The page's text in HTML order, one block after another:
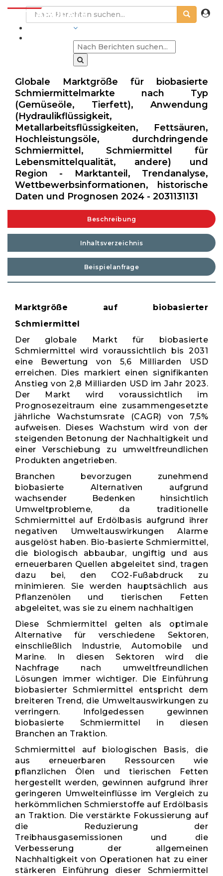
Globale Marktgröße für biobasierte
Schmiermittelmarkte nach Typ
(Gemüseöle, Tierfett), Anwendung
(Hydraulikflüssigkeit,
Metallarbeitsflüssigkeiten, Fettsäuren,
Hochleistungsöle, durchdringende
Schmiermittel, Schmiermittel für
Lebensmittelqualität, andere) und
Region - Marktanteil, Trendanalyse,
Wettbewerbsinformationen, historische
Daten und Prognosen 2024 - 2031131131
Beschreibung
Inhaltsverzeichnis
Beispielanfrage
Marktgröße auf biobasierter
Schmiermittel
Der globale Markt für biobasierte
Schmiermittel wird voraussichtlich bis 2031
eine Bewertung von 5,6 Milliarden USD
erreichen. Dies markiert einen signifikanten
Anstieg von 2,8 Milliarden USD im Jahr 2023.
Der Markt wird voraussichtlich im
Prognosezeitraum eine zusammengesetzte
jährliche Wachstumsrate (CAGR) von 7,5%
aufweisen. Dieses Wachstum wird von der
steigenden Betonung der Nachhaltigkeit und
einer Verschiebung zu umweltfreundlichen
Produkten angetrieben.
Branchen bevorzugen zunehmend
biobasierte Alternativen aufgrund
wachsender Bedenken hinsichtlich
Umweltprobleme, da traditionelle
Schmiermittel auf Erdölbasis aufgrund ihrer
negativen Umweltauswirkungen Alarme
ausgelöst haben. Bio-basierte Schmiermittel,
die biologisch abbaubar, ungiftig und aus
erneuerbaren Quellen abgeleitet sind, tragen
dazu bei, den CO2-Fußabdruck zu
minimieren. Sie werden hauptsächlich aus
Pflanzenölen und tierischen Fetten
abgeleitet, was sie zu einem nachhaltigen
Diese Schmiermittel gelten als optimale
Alternative für verschiedene Sektoren,
einschließlich Industrie, Automobile und
Marine. In diesen Sektoren wird die
Nachfrage nach umweltfreundlichen
Lösungen immer wichtiger. Die Einführung
biobasierter Schmiermittel entspricht dem
breiteren Trend, die Umweltauswirkungen zu
verringern. Infolgedessen gewinnen
biobasierte Schmiermittel in diesen
Branchen an Traktion.
Schmiermittel auf biologischen Basis, die
aus erneuerbaren Ressourcen wie
pflanzlichen Ölen und tierischen Fetten
hergestellt werden, gewinnen aufgrund ihrer
geringeren Umwelteinflüsse im Vergleich zu
herkömmlichen Schmierstoffe auf Erdölbasis
an Traktion. Die verstärkte Fokussierung auf
die Reduzierung der
Treibhausgasemissionen und die
Verbesserung der allgemeinen
Nachhaltigkeit von Operationen hat zu einer
stärkeren Einführung dieser Schmiermittel